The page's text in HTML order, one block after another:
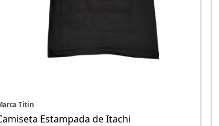
Titin
Estampada de Itachi